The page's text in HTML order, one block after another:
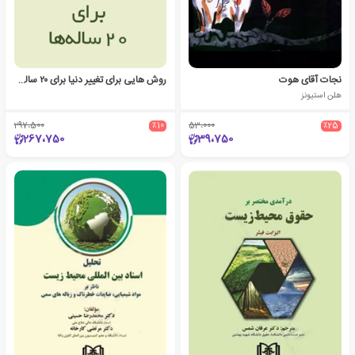
نجات آقای هوت
هلن استیونز
٪25 53،000
39،750
روش هایی برای تغییر دنیا برای ۲۰ ساله ها
٪10 297،500
267،750